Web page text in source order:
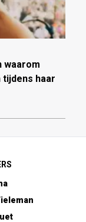
waarom
haar